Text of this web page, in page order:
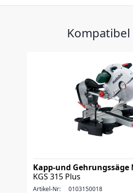
Kapp-und Gehrungssäge
KGS 315 Plus
Artikel-Nr: 0103150018